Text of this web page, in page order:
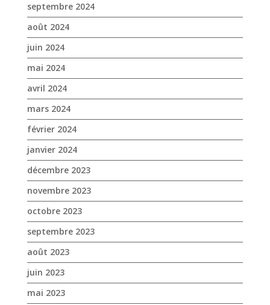
septembre 2024
août 2024
juin 2024
mai 2024
avril 2024
mars 2024
février 2024
janvier 2024
décembre 2023
novembre 2023
octobre 2023
septembre 2023
août 2023
juin 2023
mai 2023